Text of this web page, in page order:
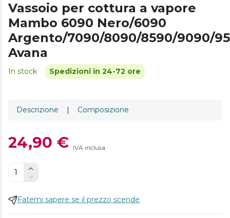
Vassoio per cottura a vapore
Mambo 6090 Nero/6090
Argento/7090/8090/8590/9090/
Avana
In stock Spedizioni in 24-72 ore
Descrizione | Composizione
24,90 € IVA inclusa
Fatemi sapere se il prezzo scende